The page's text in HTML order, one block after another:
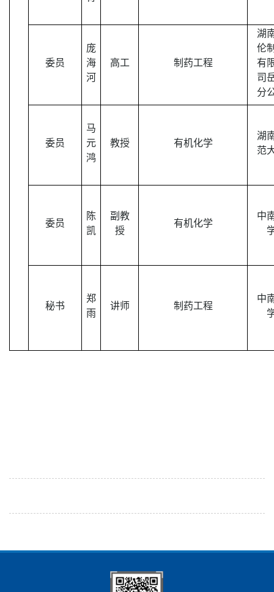
委员
庞
海
河
高工 制药工程
湖
伦
有
司
分
委员
马
元
鸿
教授 有机化学
湖
范
委员
陈
凯
副教
授
有机化学
中
秘书
郑
雨
讲师 制药工程
中